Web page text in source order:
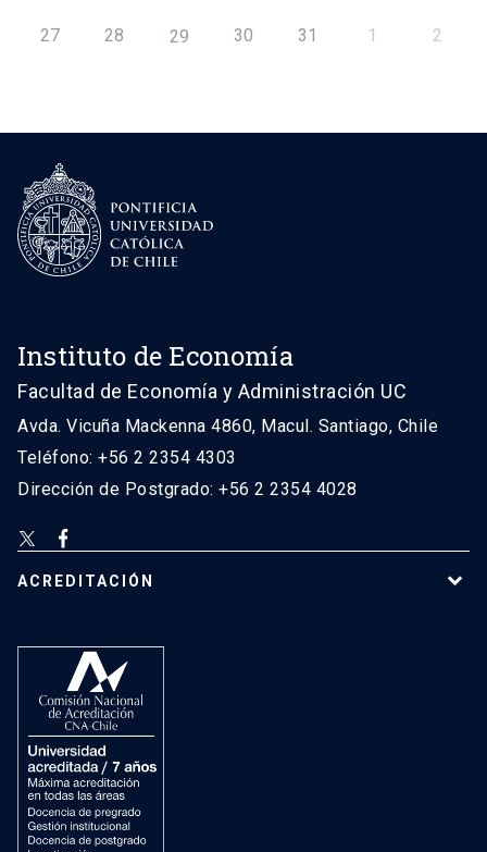
27 28 29 30 31 1 2
Instituto de Economía
Facultad de Economía y Administración UC
Avda. Vicuña Mackenna 4860, Macul. Santiago, Chile
Teléfono: +56 2 2354 4303
Dirección de Postgrado: +56 2 2354 4028
ACREDITACIÓN